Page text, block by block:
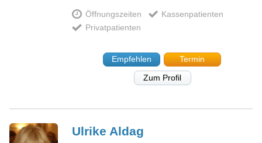
Öffnungszeiten
Kassenpatienten
Privatpatienten
Empfehlen
Termin
Zum Profil
Ulrike Aldag